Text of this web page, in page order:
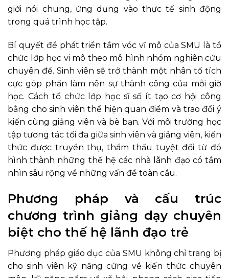
giới nói chung, ứng dụng vào thực tế sinh động
trong quá trình học tập.
Bí quyết để phát triển tầm vóc vĩ mô của SMU là tổ
chức lớp học vi mô theo mô hình nhóm nghiên cứu
chuyên đề. Sinh viên sẽ trở thành một nhân tố tích
cực góp phần làm nên sự thành công của mỗi giờ
học. Cách tổ chức lớp học sĩ số ít tạo cơ hội công
bằng cho sinh viên thể hiện quan điểm và trao đổi ý
kiến cùng giảng viên và bè bạn. Với môi trường học
tập tương tác tối đa giữa sinh viên và giảng viên, kiến
thức được truyền thụ, thẩm thấu tuyệt đối từ đó
hình thành những thế hệ các nhà lãnh đạo có tầm
nhìn sâu rộng về những vấn đề toàn cầu.
Phương pháp và cấu trúc
chương trình giảng dạy chuyên
biệt cho thế hệ lãnh đạo trẻ
Phương pháp giáo dục của SMU không chỉ trang bị
cho sinh viên kỹ năng cứng về kiến thức chuyên